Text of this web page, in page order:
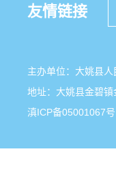
友情链接
主办单位：大姚县
地址：大姚县金碧
滇ICP备05001067号